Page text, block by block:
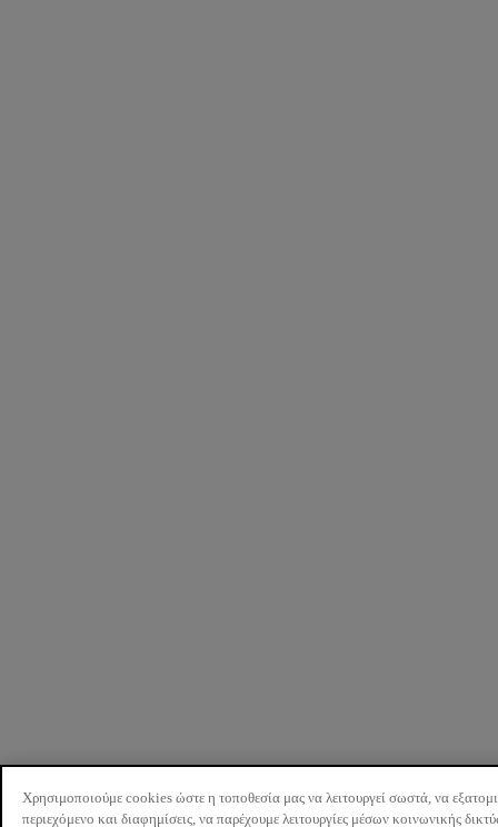
Χρησιμοποιούμε cookies ώστε η τοποθεσία μας να λειτουργεί σωστά, να
περιεχόμενο και διαφημίσεις, να παρέχουμε λειτουργίες μέσων κοινωνικής